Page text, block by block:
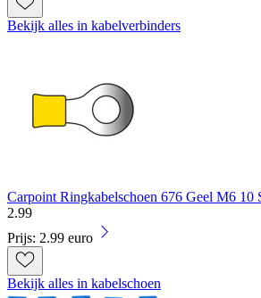
Bekijk alles in kabelverbinders
Carpoint Ringkabelschoen 676 Geel M6 10
2.99
Prijs: 2.99 euro
Bekijk alles in kabelschoen